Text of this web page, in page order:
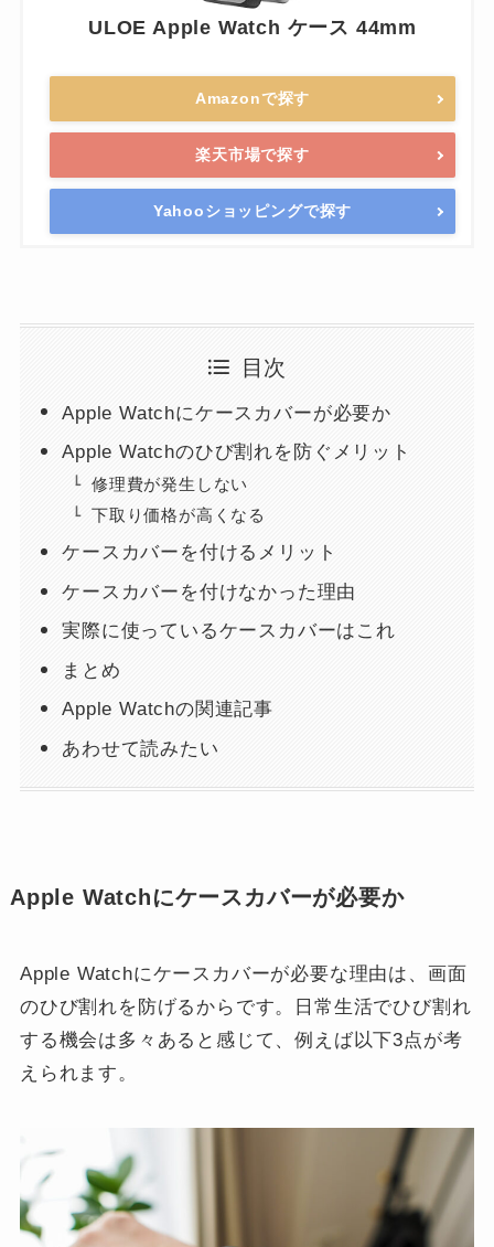
ULOE Apple Watch ケース 44mm
Amazonで探す
楽天市場で探す
Yahooショッピングで探す
目次
Apple Watchにケースカバーが必要か
Apple Watchのひび割れを防ぐメリット
修理費が発生しない
下取り価格が高くなる
ケースカバーを付けるメリット
ケースカバーを付けなかった理由
実際に使っているケースカバーはこれ
まとめ
Apple Watchの関連記事
あわせて読みたい
Apple Watchにケースカバーが必要か
Apple Watchにケースカバーが必要な理由は、画面
のひび割れを防げるからです。日常生活でひび割れ
する機会は多々あると感じて、例えば以下3点が考
えられます。